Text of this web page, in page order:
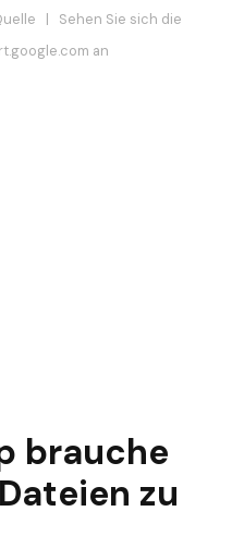
| Sehen Sie sich die
an
brauche
zu